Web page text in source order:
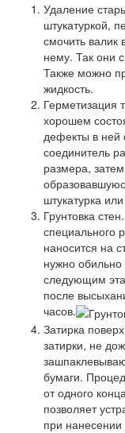
Удаление
штукатуркой,
смочить валик
нему. Так они
Также можно
жидкость.
Герметизация
хорошем
дефекты в ней
соединитель
размера,
штукатурка
Грунтовка
специального
наносится на
нужно обильно
следующим
после
часов.
Затирка
затирки, не
бумаги.
от одного
позволяет
при